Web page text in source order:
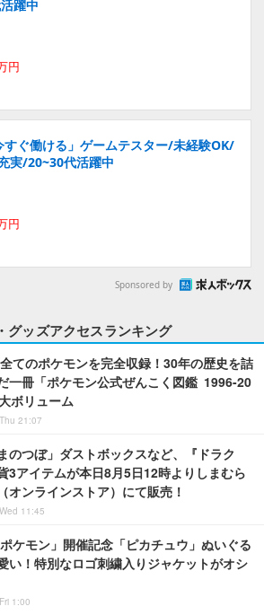
躍中
円
すぐ働ける」ゲームテスター/未経験OK/
実/20~30代活躍中
円
Sponsored by
グッズアクセスランキング
てのポケモンを完全収録！30年の歴史を詰
一冊「ポケモン公式ぜんこく図鑑 1996-20
ボリューム
21:07
のつぼ」ダストボックスなど、『ドラク
3アイテムが本日8月5日12時よりしまむら
オンラインストア）にて販売！
11:45
ポケモン」開催記念「ピカチュウ」ぬいぐる
い！特別なロゴ刺繍入りジャケットがオシ
1:00